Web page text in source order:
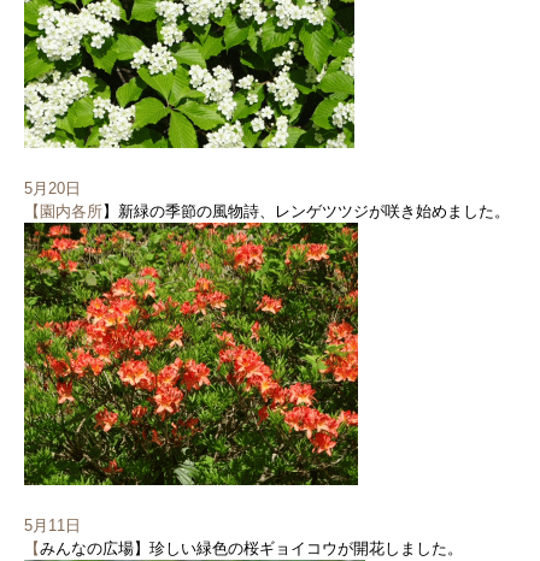
5月20日
【園内各所】新緑の季節の風物詩、レンゲツツジが咲き始めました。
5月11日
【みんなの広場】珍しい緑色の桜ギョイコウが開花しました。